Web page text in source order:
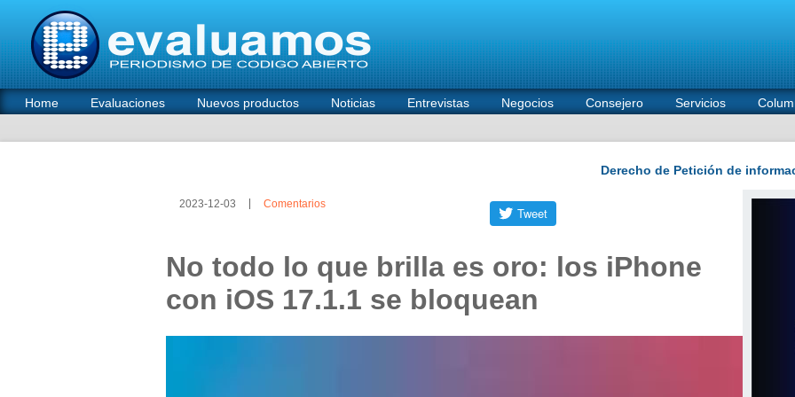
Home Evaluaciones Nuevos productos Noticias Entrevistas Negocios Consejero Servicios
2023-12-03 Comentarios
No todo lo que brilla es oro: los iPhone
con iOS 17.1.1 se bloquean